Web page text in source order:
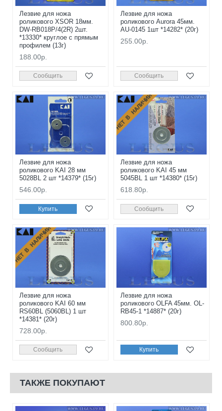
Лезвие для ножа
роликового XSOR 18мм.
DW-RB018P/4(2R) 2шт.
*13330* круглое с прямым
профилем (13г)
188.00р.
Сообщить
Лезвие для ножа
роликового Aurora 45мм.
AU-0145 1шт *14282* (20г)
255.00р.
Сообщить
Лезвие для ножа
роликового KAI 28 мм
5028BL 2 шт *14379* (15г)
546.00р.
Купить
НЕТ В НАЛИЧИИ
Лезвие для ножа
роликового KAI 45 мм
5045BL 1 шт *14380* (15г)
618.80р.
Сообщить
НЕТ В НАЛИЧИИ
Лезвие для ножа
роликового KAI 60 мм
RS60BL (5060BL) 1 шт
*14381* (20г)
728.00р.
Сообщить
Лезвие для ножа
роликового OLFA 45мм. OL-
RB45-1 *14887* (20г)
800.80р.
Купить
ТАКЖЕ ПОКУПАЮТ